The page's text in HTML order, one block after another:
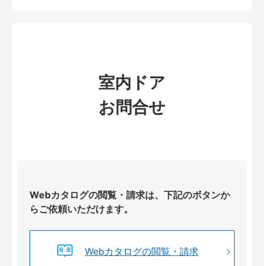
室内ドア
お問合せ
Webカタログの閲覧・請求は、下記のボタンか
らご依頼いただけます。
Webカタログの閲覧・請求